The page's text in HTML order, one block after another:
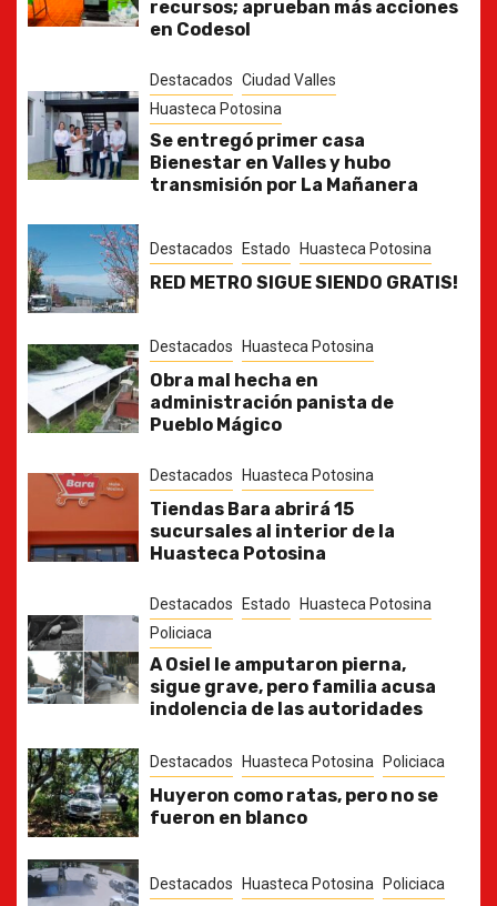
recursos; aprueban más acciones
en Codesol
Destacados Ciudad Valles
Huasteca Potosina
Se entregó primer casa
Bienestar en Valles y hubo
transmisión por La Mañanera
Destacados Estado Huasteca Potosina
RED METRO SIGUE SIENDO GRATIS!
Destacados Huasteca Potosina
Obra mal hecha en
administración panista de
Pueblo Mágico
Destacados Huasteca Potosina
Tiendas Bara abrirá 15
sucursales al interior de la
Huasteca Potosina
Destacados Estado
Huasteca Potosina
Policiaca
A Osiel le amputaron pierna,
sigue grave, pero familia acusa
indolencia de las autoridades
Destacados Huasteca Potosina Policiaca
Huyeron como ratas, pero no se
fueron en blanco
Destacados Huasteca Potosina Policiaca